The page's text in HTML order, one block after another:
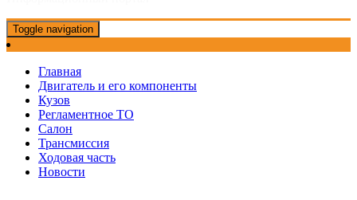
Toggle navigation
Главная
Двигатель и его компоненты
Кузов
Регламентное ТО
Салон
Трансмиссия
Ходовая часть
Новости